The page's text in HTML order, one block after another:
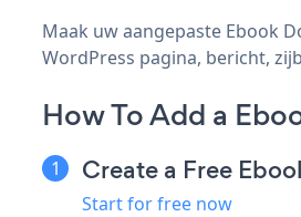
Maak uw aangepaste Ebook
WordPress pagina, bericht,
How To Add a
Create a Free
Start for free now